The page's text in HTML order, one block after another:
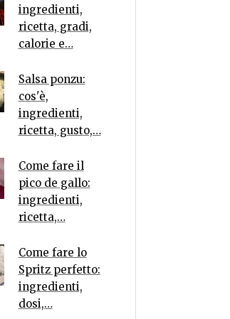
ingredienti,
ricetta, gradi,
calorie e…
Salsa ponzu:
cos'è,
ingredienti,
ricetta, gusto,…
Come fare il
pico de gallo:
ingredienti,
ricetta,…
Come fare lo
Spritz perfetto:
ingredienti,
dosi,…